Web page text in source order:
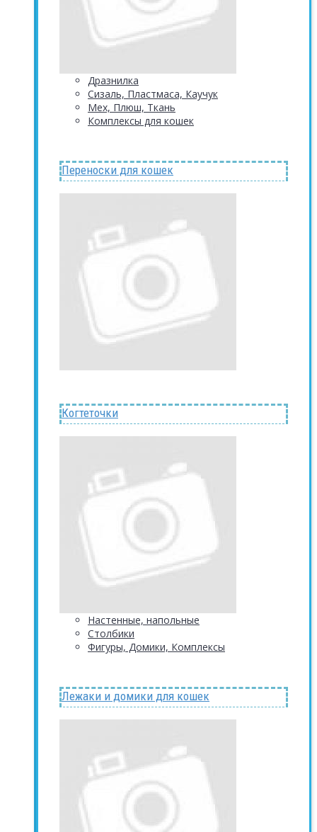
Дразнилка
Сизаль, Пластмаса, Каучук
Мех, Плюш, Ткань
Комплексы для кошек
Переноски для кошек
Когтеточки
Настенные, напольные
Столбики
Фигуры, Домики, Комплексы
Лежаки и домики для кошек